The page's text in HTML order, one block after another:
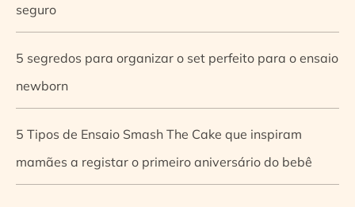
seguro
5 segredos para organizar o set perfeito para o ensaio
newborn
5 Tipos de Ensaio Smash The Cake que inspiram
mamães a registar o primeiro aniversário do bebê